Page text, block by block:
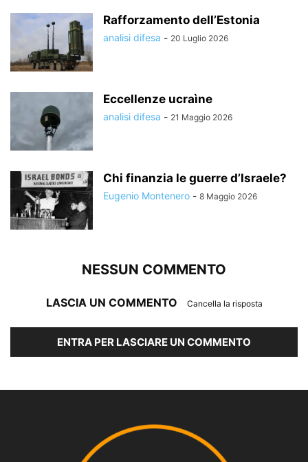
Rafforzamento dell’Estonia
analisi difesa - 20 Luglio 2026
Eccellenze ucraìne
analisi difesa - 21 Maggio 2026
Chi finanzia le guerre d’Israele?
Eugenio Montenero - 8 Maggio 2026
NESSUN COMMENTO
LASCIA UN COMMENTO Cancella la risposta
ENTRA PER LASCIARE UN COMMENTO